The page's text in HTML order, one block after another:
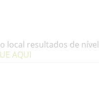
local resultados de nível
AQUI